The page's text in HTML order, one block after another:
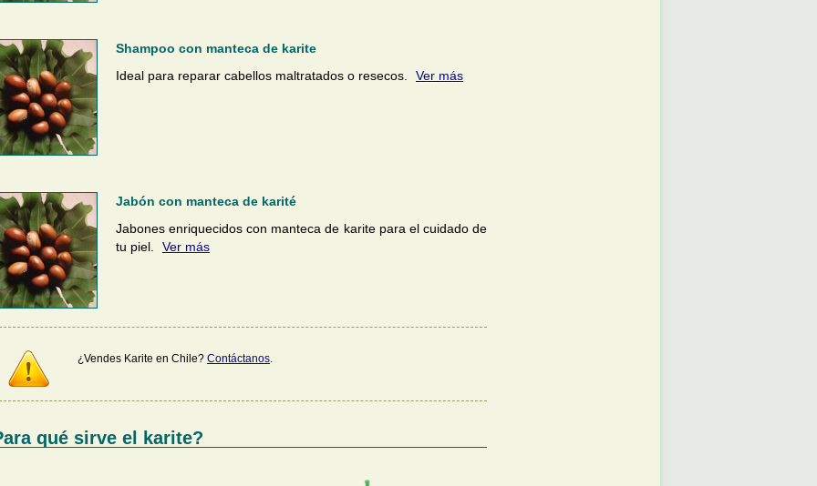
Shampoo con manteca de karite
Ideal para reparar cabellos maltratados o resecos.
Ver más
Jabón con manteca de karité
Jabones enriquecidos con manteca de karite para el cuidado de
tu piel.
Ver más
¿Vendes Karite en Chile? Contáctanos.
qué sirve el karite?